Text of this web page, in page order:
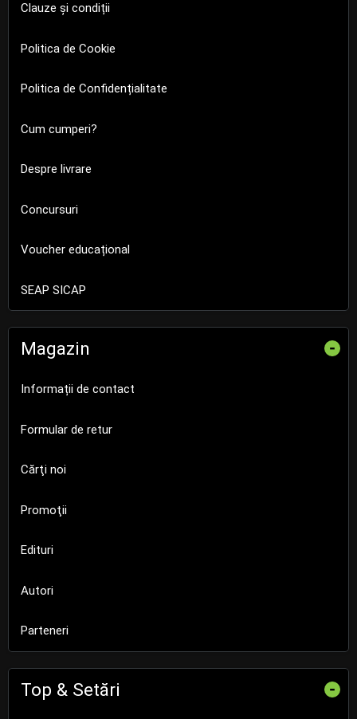
Clauze și condiții
Politica de Cookie
Politica de Confidențialitate
Cum cumperi?
Despre livrare
Concursuri
Voucher educațional
SEAP SICAP
Magazin -
Informații de contact
Formular de retur
Cărţi noi
Promoţii
Edituri
Autori
Parteneri
Top & Setări -